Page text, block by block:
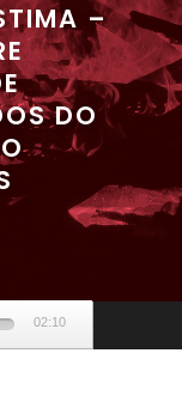
–
DO
02:10